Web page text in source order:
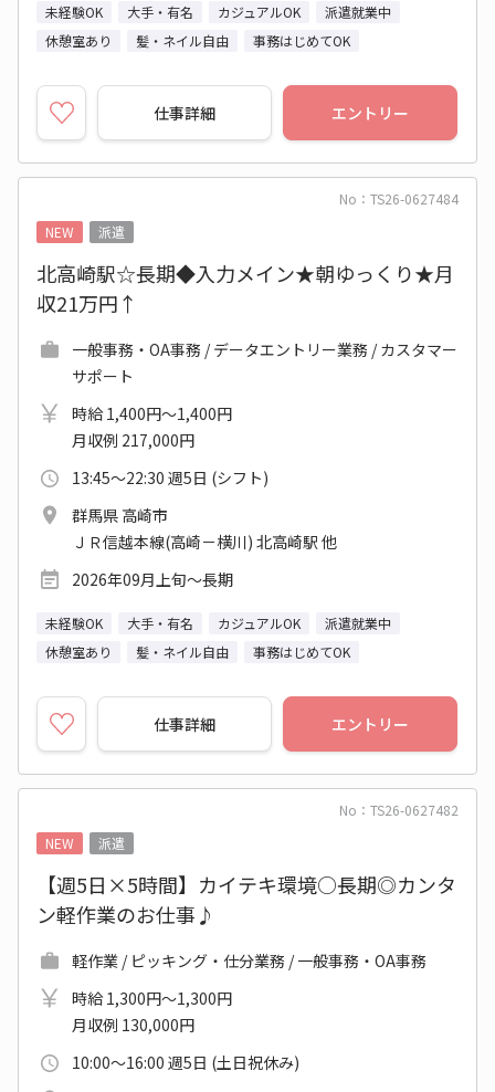
未経験OK 大手・有名 カジュアルOK
派遣就業中
休憩室あり
髪・ネイル自由 事務はじめてOK
仕事詳細 エントリー
No：TS26-0627484
NEW
派遣
北高崎駅☆長期◆入力メイン★朝ゆっくり★月
収21万円↑
一般事務・OA事務 / データエントリー業務 / カスタマー
サポート
時給 1,400円～1,400円
月収例 217,000円
13:45～22:30 週5日 (シフト)
群馬県 高崎市
ＪＲ信越本線(高崎－横川) 北高崎駅 他
2026年09月上旬～長期
未経験OK 大手・有名 カジュアルOK
派遣就業中
休憩室あり
髪・ネイル自由 事務はじめてOK
仕事詳細 エントリー
No：TS26-0627482
NEW
派遣
【週5日×5時間】カイテキ環境○長期◎カンタ
ン軽作業のお仕事♪
軽作業 / ピッキング・仕分業務 / 一般事務・OA事務
時給 1,300円～1,300円
月収例 130,000円
10:00～16:00 週5日 (土日祝休み)